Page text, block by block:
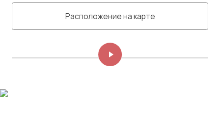
Расположение на карте